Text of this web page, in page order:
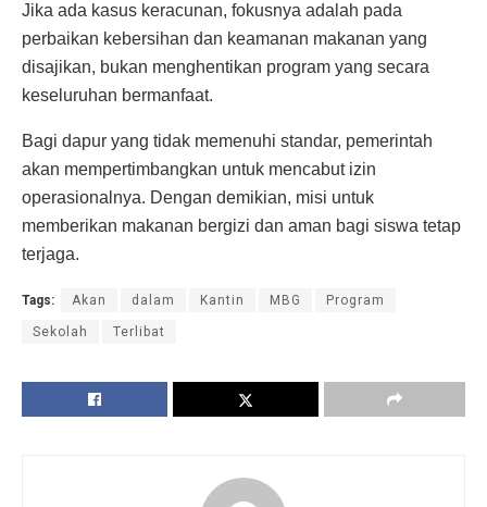
Jika ada kasus keracunan, fokusnya adalah pada
perbaikan kebersihan dan keamanan makanan yang
disajikan, bukan menghentikan program yang secara
keseluruhan bermanfaat.
Bagi dapur yang tidak memenuhi standar, pemerintah
akan mempertimbangkan untuk mencabut izin
operasionalnya. Dengan demikian, misi untuk
memberikan makanan bergizi dan aman bagi siswa tetap
terjaga.
Tags: Akan dalam Kantin MBG Program
Sekolah Terlibat